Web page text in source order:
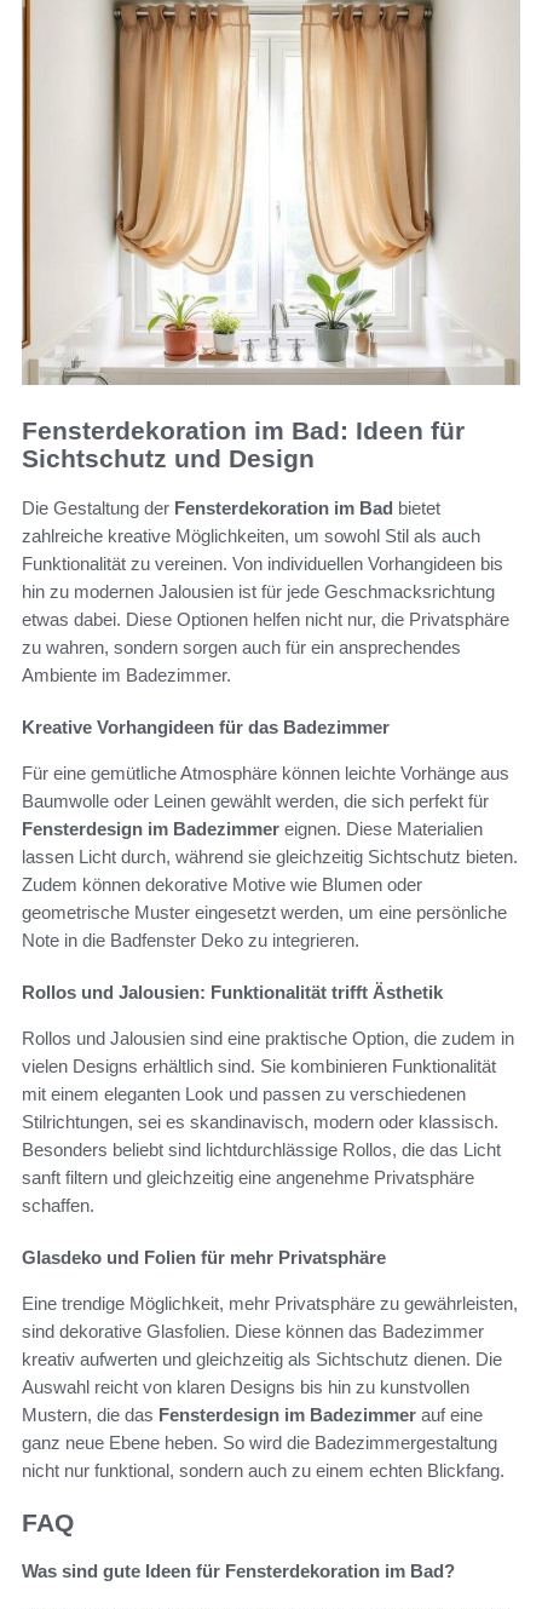
Fensterdekoration im Bad: Ideen für
Sichtschutz und Design
Die Gestaltung der Fensterdekoration im Bad bietet
zahlreiche kreative Möglichkeiten, um sowohl Stil als auch
Funktionalität zu vereinen. Von individuellen Vorhangideen bis
hin zu modernen Jalousien ist für jede Geschmacksrichtung
etwas dabei. Diese Optionen helfen nicht nur, die Privatsphäre
zu wahren, sondern sorgen auch für ein ansprechendes
Ambiente im Badezimmer.
Kreative Vorhangideen für das Badezimmer
Für eine gemütliche Atmosphäre können leichte Vorhänge aus
Baumwolle oder Leinen gewählt werden, die sich perfekt für
Fensterdesign im Badezimmer eignen. Diese Materialien
lassen Licht durch, während sie gleichzeitig Sichtschutz bieten.
Zudem können dekorative Motive wie Blumen oder
geometrische Muster eingesetzt werden, um eine persönliche
Note in die Badfenster Deko zu integrieren.
Rollos und Jalousien: Funktionalität trifft Ästhetik
Rollos und Jalousien sind eine praktische Option, die zudem in
vielen Designs erhältlich sind. Sie kombinieren Funktionalität
mit einem eleganten Look und passen zu verschiedenen
Stilrichtungen, sei es skandinavisch, modern oder klassisch.
Besonders beliebt sind lichtdurchlässige Rollos, die das Licht
sanft filtern und gleichzeitig eine angenehme Privatsphäre
schaffen.
Glasdeko und Folien für mehr Privatsphäre
Eine trendige Möglichkeit, mehr Privatsphäre zu gewährleisten,
sind dekorative Glasfolien. Diese können das Badezimmer
kreativ aufwerten und gleichzeitig als Sichtschutz dienen. Die
Auswahl reicht von klaren Designs bis hin zu kunstvollen
Mustern, die das Fensterdesign im Badezimmer auf eine
ganz neue Ebene heben. So wird die Badezimmergestaltung
nicht nur funktional, sondern auch zu einem echten Blickfang.
FAQ
Was sind gute Ideen für Fensterdekoration im Bad?